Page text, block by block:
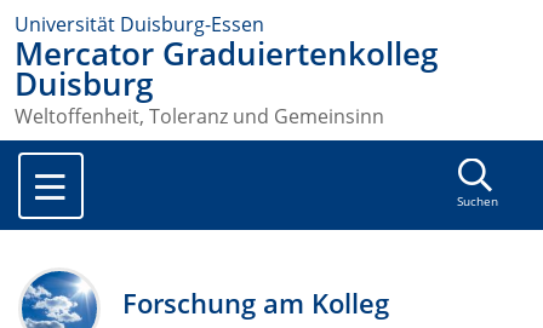
Universität Duisburg-Essen
Mercator Graduiertenkolleg
Duisburg
Weltoffenheit, Toleranz und Gemeinsinn
Suchen
Forschung am Kolleg